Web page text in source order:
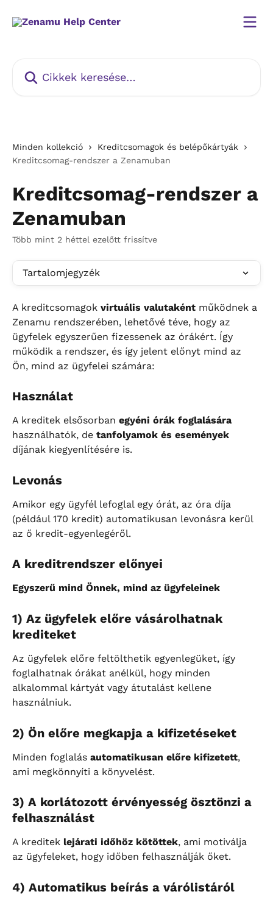
Minden kollekció
Kreditcsomagok és belépőkártyák
Kreditcsomag-rendszer a Zenamuban
Kreditcsomag-rendszer a
Zenamuban
Több mint 2 héttel ezelőtt frissítve
Tartalomjegyzék
A kreditcsomagok virtuális valutaként működnek a
Zenamu rendszerében, lehetővé téve, hogy az
ügyfelek egyszerűen fizessenek az órákért. Így
működik a rendszer, és így jelent előnyt mind az
Ön, mind az ügyfelei számára:
Használat
A kreditek elsősorban egyéni órák foglalására
használhatók, de tanfolyamok és események
díjának kiegyenlítésére is.
Levonás
Amikor egy ügyfél lefoglal egy órát, az óra díja
(például 170 kredit) automatikusan levonásra kerül
az ő kredit-egyenlegéről.
A kreditrendszer előnyei
Egyszerű mind Önnek, mind az ügyfeleinek
1) Az ügyfelek előre vásárolhatnak
krediteket
Az ügyfelek előre feltölthetik egyenlegüket, így
foglalhatnak órákat anélkül, hogy minden
alkalommal kártyát vagy átutalást kellene
használniuk.
2) Ön előre megkapja a kifizetéseket
Minden foglalás automatikusan előre kifizetett,
ami megkönnyíti a könyvelést.
3) A korlátozott érvényesség ösztönzi a
felhasználást
A kreditek lejárati időhöz kötöttek, ami motiválja
az ügyfeleket, hogy időben felhasználják őket.
4) Automatikus beírás a várólistáról